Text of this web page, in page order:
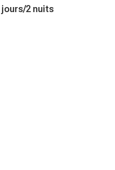
jours/2 nuits